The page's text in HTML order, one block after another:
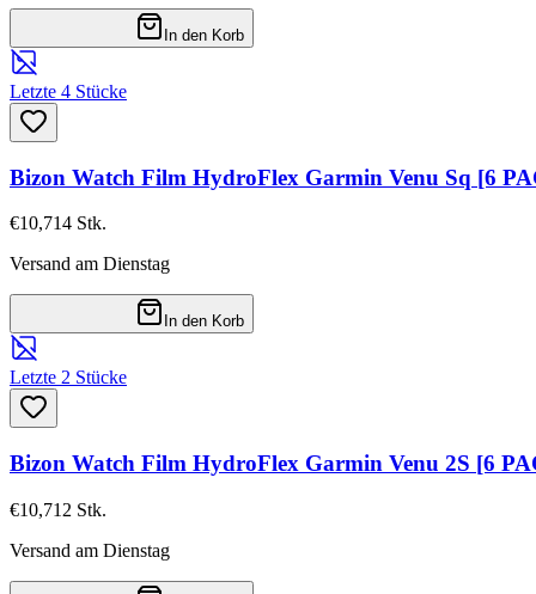
In den Korb
Letzte 4 Stücke
Bizon Watch Film HydroFlex Garmin Venu Sq [6
€10,714 Stk.
Versand am Dienstag
In den Korb
Letzte 2 Stücke
Bizon Watch Film HydroFlex Garmin Venu 2S [6
€10,71 2 Stk.
Versand am Dienstag